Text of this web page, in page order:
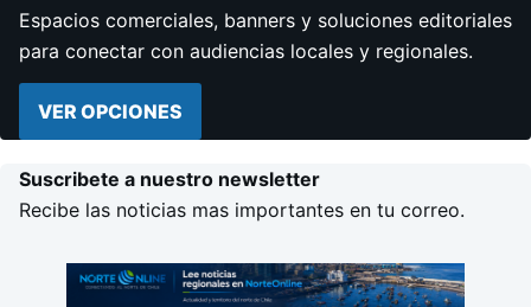
Espacios comerciales, banners y soluciones editoriales
para conectar con audiencias locales y regionales.
VER OPCIONES
Suscribete a nuestro newsletter
Recibe las noticias mas importantes en tu correo.